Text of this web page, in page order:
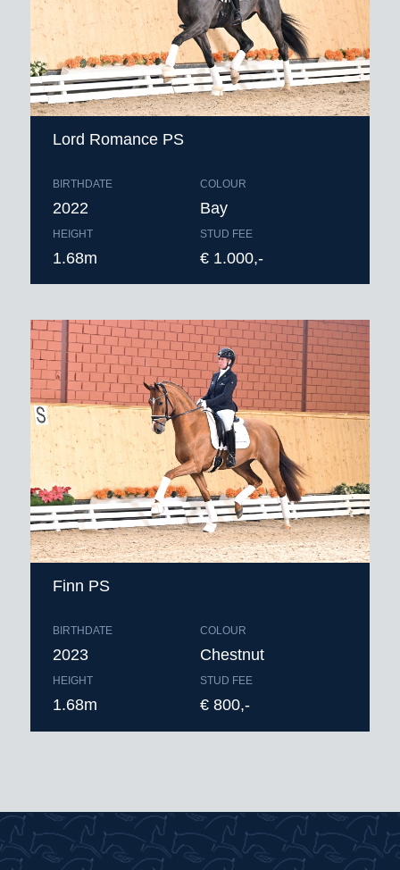
Lord Romance PS
BIRTHDATE
2022
HEIGHT
1.68m
COLOUR
Bay
STUD FEE
€ 1.000,-
Finn PS
BIRTHDATE
2023
HEIGHT
1.68m
COLOUR
Chestnut
STUD FEE
€ 800,-